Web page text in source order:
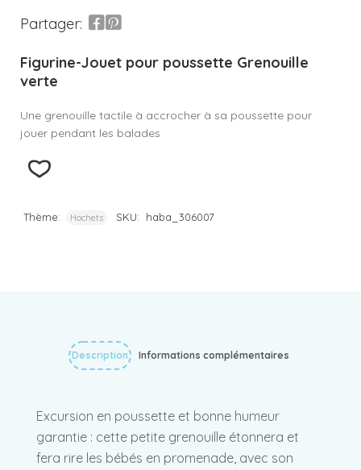
Partager:
Figurine-Jouet pour poussette Grenouille
verte
Une grenouille tactile à accrocher à sa poussette pour
jouer pendant les balades
Thème: Hochets SKU: haba_306007
Description Informations complémentaires
Excursion en poussette et bonne humeur
garantie : cette petite grenouille étonnera et
fera rire les bébés en promenade, avec son